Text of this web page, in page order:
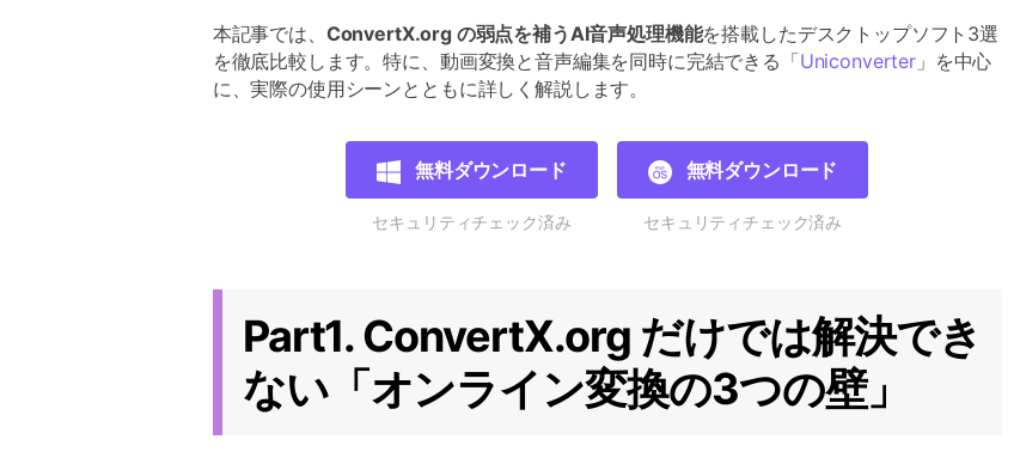
本記事では、 ConvertX.org の弱点を補うAI音声処理機能を搭載したデスクトップソフト3選
を徹底比較します。特に、動画変換と音声編集を同時に完結できる「Uniconverter」を中心
に、実際の使用シーンとともに詳しく解説します。
無料ダウンロード
セキュリティチェック済み
無料ダウンロード
セキュリティチェック済み
Part1. ConvertX.org だけでは解決でき
ない「オンライン変換の3つの壁」